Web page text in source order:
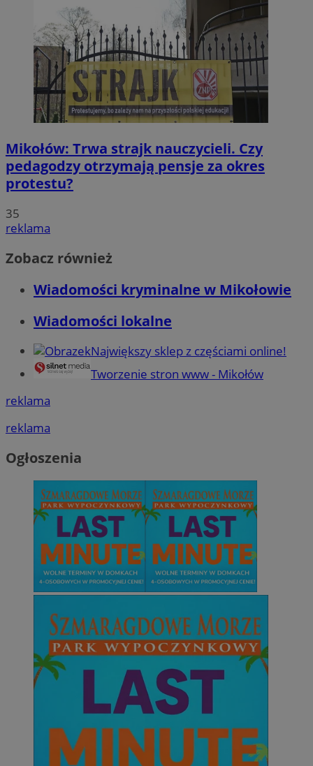
Mikołów: Trwa strajk nauczycieli. Czy
pedagodzy otrzymają pensje za okres
protestu?
35
reklama
Zobacz również
Wiadomości kryminalne w Mikołowie
Wiadomości lokalne
Największy sklep z częściami online!
Tworzenie stron www - Mikołów
reklama
reklama
Ogłoszenia